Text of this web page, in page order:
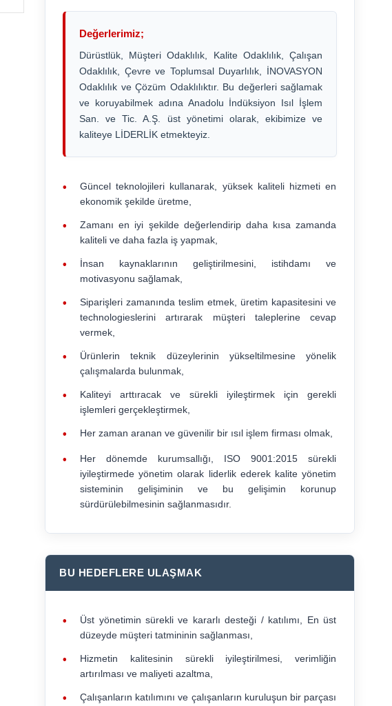
Değerlerimiz;
Dürüstlük, Müşteri Odaklılık, Kalite Odaklılık, Çalışan
Odaklılık, Çevre ve Toplumsal Duyarlılık, İNOVASYON
Odaklılık ve Çözüm Odaklılıktır. Bu değerleri sağlamak
ve koruyabilmek adına Anadolu İndüksiyon Isıl İşlem
San. ve Tic. A.Ş. üst yönetimi olarak, ekibimize ve
kaliteye LİDERLİK etmekteyiz.
•
Güncel teknolojileri kullanarak, yüksek kaliteli hizmeti en
ekonomik şekilde üretme,
•
Zamanı en iyi şekilde değerlendirip daha kısa zamanda
kaliteli ve daha fazla iş yapmak,
•
İnsan kaynaklarının geliştirilmesini, istihdamı ve
motivasyonu sağlamak,
•
Siparişleri zamanında teslim etmek, üretim kapasitesini ve
technologieslerini artırarak müşteri taleplerine cevap
vermek,
•
Ürünlerin teknik düzeylerinin yükseltilmesine yönelik
çalışmalarda bulunmak,
•
Kaliteyi arttıracak ve sürekli iyileştirmek için gerekli
işlemleri gerçekleştirmek,
• Her zaman aranan ve güvenilir bir ısıl işlem firması olmak,
•
Her dönemde kurumsallığı, ISO 9001:2015 sürekli
iyileştirmede yönetim olarak liderlik ederek kalite yönetim
sisteminin gelişiminin ve bu gelişimin korunup
sürdürülebilmesinin sağlanmasıdır.
BU HEDEFLERE ULAŞMAK
•
Üst yönetimin sürekli ve kararlı desteği / katılımı, En üst
düzeyde müşteri tatmininin sağlanması,
•
Hizmetin kalitesinin sürekli iyileştirilmesi, verimliğin
artırılması ve maliyeti azaltma,
•
Çalışanların katılımını ve çalışanların kuruluşun bir parçası